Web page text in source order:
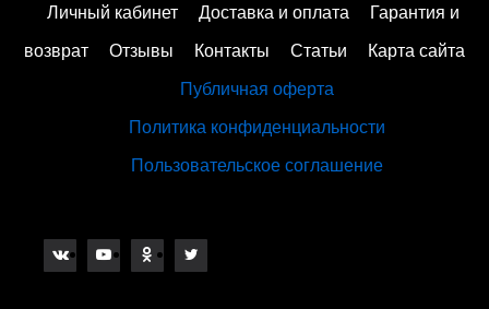
Личный кабинет Доставка и оплата Гарантия и
возврат Отзывы Контакты Статьи Карта сайта
Публичная оферта
Политика конфиденциальности
Пользовательское соглашение